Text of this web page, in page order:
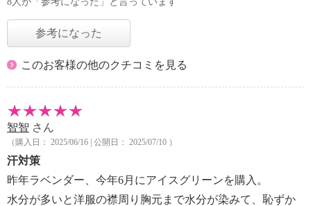
参考になった
このお客様の他のクチコミを見る
智智 さん
（購入日： 2025/06/16 | 公開日： 2025/07/10 ）
汗対策
昨年ラベンダー、今年6月にアイスグリーンを購入。
水分が多いと洋服の襟周り胸元まで水分が染みて、恥ずか